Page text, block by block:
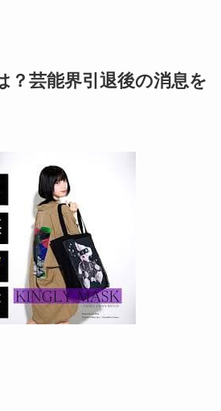
？芸能界引退後の消息を